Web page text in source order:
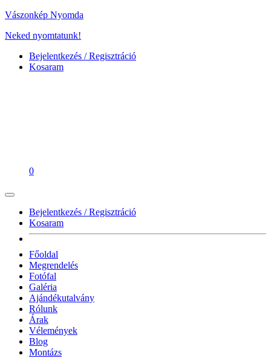
Vászonkép Nyomda
Neked nyomtatunk!
Bejelentkezés / Regisztráció
Kosaram
0
Bejelentkezés / Regisztráció
Kosaram
Főoldal
Megrendelés
Fotófal
Galéria
Ajándékutalvány
Rólunk
Árak
Vélemények
Blog
Montázs